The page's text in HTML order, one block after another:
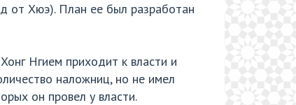
от Хюэ). План ее был разработан
Нгием приходит к власти и
наложниц, но не имел
он провел у власти.